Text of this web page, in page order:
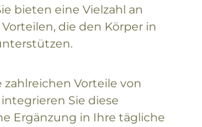
bieten eine Vielzahl an
die den Körper in
zahlreichen Vorteile von
Sie diese
Ergänzung in Ihre tägliche